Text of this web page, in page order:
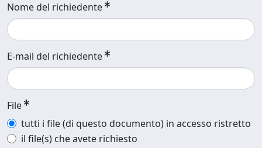
Nome del richiedente
E-mail del richiedente
File
tutti i file (di questo documento) in accesso ristretto
il file(s) che avete richiesto